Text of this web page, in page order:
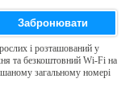
Забронювати
і розташований у
та безкоштовний Wi-Fi на
загальному номері